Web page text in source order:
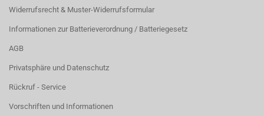
Widerrufsrecht & Muster-Widerrufsformular
Informationen zur Batterieverordnung / Batteriegesetz
AGB
Privatsphäre und Datenschutz
Rückruf - Service
Vorschriften und Informationen